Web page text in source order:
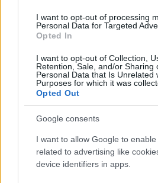
I want to opt-out of processing
Personal Data for Targeted
Opted In
I want to opt-out of Collection,
Retention, Sale, and/or Sharing
Personal Data that Is Unrelated
Purposes for which it was
Opted Out
Google consents
I want to allow Google to
related to advertising like
device identifiers in apps.
"Nekem ő volt a herceg fehér